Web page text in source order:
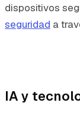
dispositivos
seguridad a
IA y